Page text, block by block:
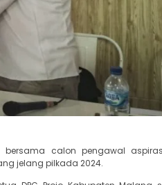
bersama calon pengawal
jelang pilkada 2024.